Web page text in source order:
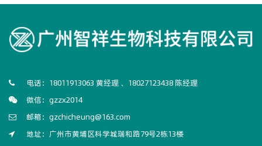
电话：18011913063 黄经理 、18027123438 陈经理
微信：gzzx2014
邮箱：gzchicheung@163.com
地址：广州市黄埔区科学城瑞和路79号2栋13楼